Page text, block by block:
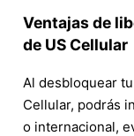
Ventajas de
de US Cellular
Al desbloquear
Cellular, podrás
o internacional,